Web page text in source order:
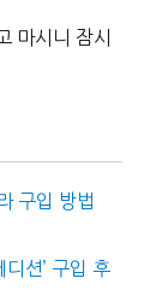
마시니 잠시
구입 방법
션’ 구입 후